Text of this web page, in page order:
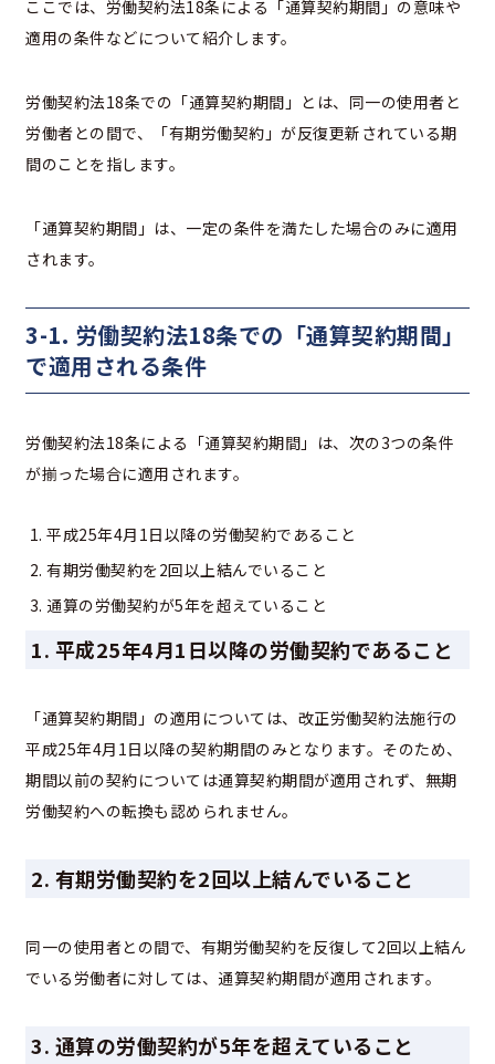
ここでは、労働契約法18条による「通算契約期間」の意味や
適用の条件などについて紹介します。
労働契約法18条での「通算契約期間」とは、同一の使用者と
労働者との間で、「有期労働契約」が反復更新されている期
間のことを指します。
「通算契約期間」は、一定の条件を満たした場合のみに適用
されます。
3-1. 労働契約法18条での「通算契約期間」
で適用される条件
労働契約法18条による「通算契約期間」は、次の3つの条件
が揃った場合に適用されます。
平成25年4月1日以降の労働契約であること
有期労働契約を2回以上結んでいること
通算の労働契約が5年を超えていること
1. 平成25年4月1日以降の労働契約であること
「通算契約期間」の適用については、改正労働契約法施行の
平成25年4月1日以降の契約期間のみとなります。そのため、
期間以前の契約については通算契約期間が適用されず、無期
労働契約への転換も認められません。
2. 有期労働契約を2回以上結んでいること
同一の使用者との間で、有期労働契約を反復して2回以上結ん
でいる労働者に対しては、通算契約期間が適用されます。
3. 通算の労働契約が5年を超えていること